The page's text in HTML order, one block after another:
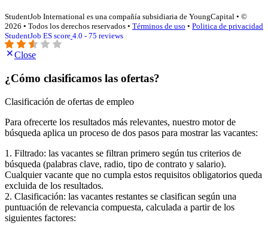
StudentJob International es una compañía subsidiaria de YoungCapital • ©
2026 • Todos los derechos reservados • Términos de uso • Politica de privacidad
StudentJob ES score 4.0 - 75 reviews
Close
¿Cómo clasificamos las ofertas?
Clasificación de ofertas de empleo
Para ofrecerte los resultados más relevantes, nuestro motor de
búsqueda aplica un proceso de dos pasos para mostrar las vacantes:
1. Filtrado: las vacantes se filtran primero según tus criterios de
búsqueda (palabras clave, radio, tipo de contrato y salario).
Cualquier vacante que no cumpla estos requisitos obligatorios queda
excluida de los resultados.
2. Clasificación: las vacantes restantes se clasifican según una
puntuación de relevancia compuesta, calculada a partir de los
siguientes factores: